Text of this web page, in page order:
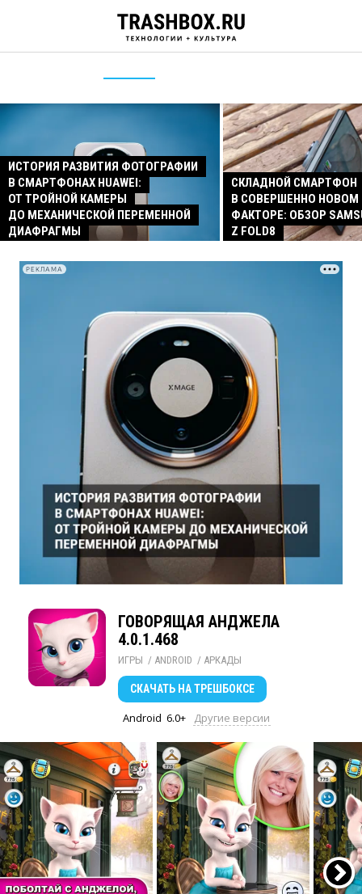
ИСТОРИЯ РАЗВИТИЯ ФОТОГРАФИИ
В СМАРТФОНАХ HUAWEI:
ОТ ТРОЙНОЙ КАМЕРЫ
ДО МЕХАНИЧЕСКОЙ ПЕРЕМЕННОЙ
ДИАФРАГМЫ
СКЛАДНОЙ СМАРТФОН
В СОВЕРШЕННО
ФАКТОРЕ: ОБЗОР
Z FOLD8
РЕКЛАМА
ГОВОРЯЩАЯ АНДЖЕЛА
4.0.1.468
ИГРЫ / ANDROID / АРКАДЫ
СКАЧАТЬ НА ТРЕШБОКСЕ
Android 6.0+ Другие версии